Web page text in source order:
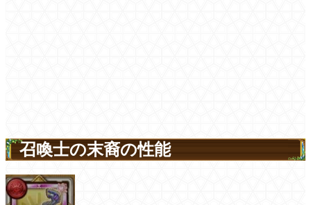
召喚士の末裔の性能